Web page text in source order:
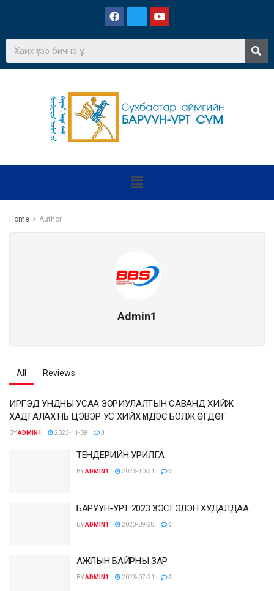
Home Author
Admin1
All Reviews
ИРГЭД УНДНЫ УСАА ЗОРИУЛАЛТЫН САВАНД ХИЙЖ
ХАДГАЛАХ НЬ ЦЭВЭР УС ХИЙХ ҮНДЭС БОЛЖ ӨГДӨГ
BYADMIN1 2023-11-09 0
ТЕНДЕРИЙН УРИЛГА
BYADMIN1 2023-10-31 0
БАРУУН-УРТ 2023 ҮЗЭСГЭЛЭН ХУДАЛДАА
BYADMIN1 2023-09-28 0
АЖЛЫН БАЙРНЫ ЗАР
BYADMIN1 2023-07-21 0